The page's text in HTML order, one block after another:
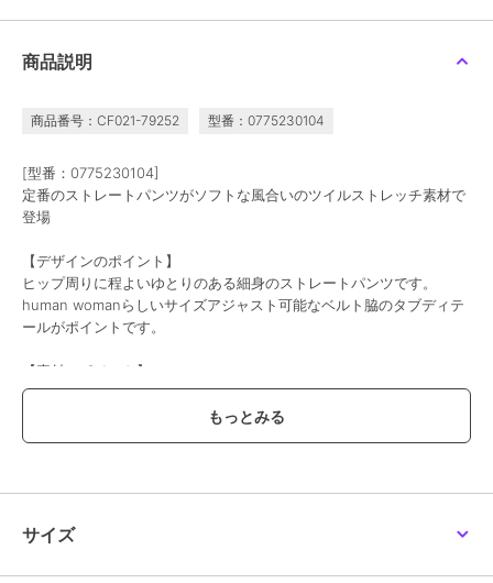
商品説明
商品番号：CF021-79252 型番：0775230104
[型番：0775230104]
定番のストレートパンツがソフトな風合いのツイルストレッチ素材で
登場
【デザインのポイント】
ヒップ周りに程よいゆとりのある細身のストレートパンツです。
human womanらしいサイズアジャスト可能なベルト脇のタブディテ
ールがポイントです。
【素材のポイント】
毛羽の少ない綺麗な表面感とソフトな風合い、着心地を考慮したスト
レッチ感があるツイルストレッチ素材です。裏面は優しい肌触りと温
もりのある裏起毛で仕上げております。ブラック千鳥チェックとネイ
ロング丈トップスやボリューム感のあるニットともバランス良くスタ
イリングできるパンツです。少し短めの股下設定なので柄ソックスを
サイズ